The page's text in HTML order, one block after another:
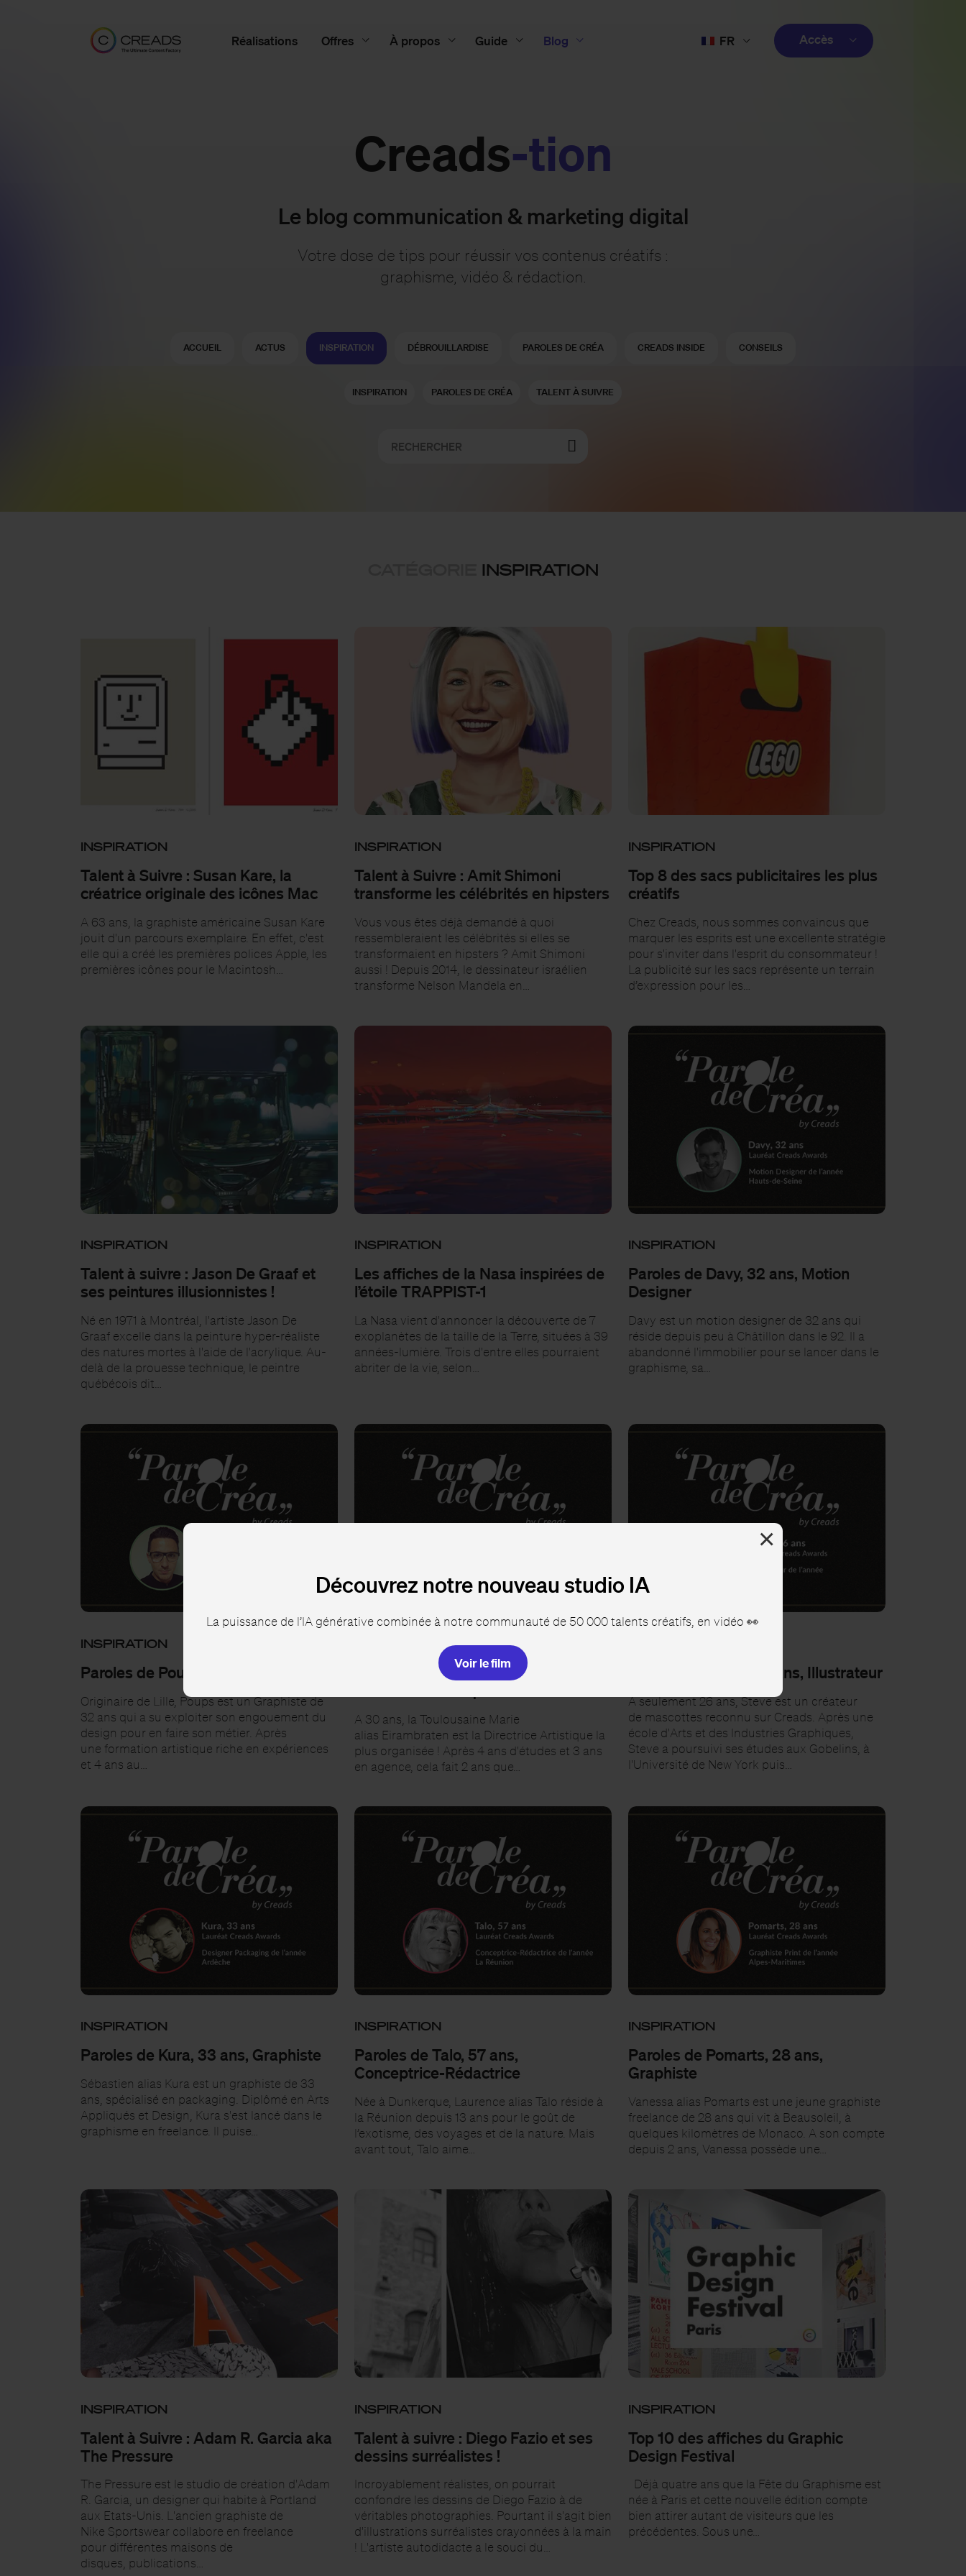
Découvrez notre nouveau studio IA
La puissance de l’IA générative combinée à notre communauté de 50 000 talents créatifs, en vidéo 👀
Voir le film
×
Réalisations Offres À propos Guide Blog FR Accès
Creads-tion
Le blog communication & marketing digital
Votre dose de tips pour réussir vos contenus créatifs :
graphisme, vidéo & rédaction.
ACCUEIL ACTUS INSPIRATION DÉBROUILLARDISE PAROLES DE CRÉA CREADS INSIDE CONSEILS
INSPIRATION PAROLES DE CRÉA TALENT À SUIVRE
INSPIRATION
INSPIRATION
Talent à Suivre : Susan Kare, la
créatrice originale des icônes Mac
A 63 ans, la graphiste américaine Susan Kare
jouit d'un parcours exemplaire. En effet, c'est
elle qui a créé les premières polices Apple, les
premières icônes pour le Macintosh…
INSPIRATION
Talent à Suivre : Amit Shimoni
transforme les célébrités en hipsters
Vous vous êtes déjà demandé à quoi
ressembleraient les célébrités si elles se
transformaient en hipsters ? Amit Shimoni
aussi ! Depuis 2014, le dessinateur israélien
transforme Nelson Mandela en…
INSPIRATION
Top 8 des sacs publicitaires les plus
créatifs
Chez Creads, nous sommes convaincus que
marquer les esprits est une excellente stratégie
pour s'inviter dans l'esprit du consommateur !
La publicité sur les sacs représente un terrain
d’expression pour les…
INSPIRATION
Talent à suivre : Jason De Graaf et
ses peintures illusionnistes !
Né en 1971 à Montréal, l'artiste Jason De
Graaf excelle dans la peinture hyper-réaliste
des natures mortes à l'aide de l'acrylique. Au-
delà de la prouesse technique, le peintre
québécois dit…
INSPIRATION
Les affiches de la Nasa inspirées de
l’étoile TRAPPIST-1
La Nasa vient d'annoncer la découverte de 7
exoplanètes de la taille de la Terre, situées à 39
années-lumière. Trois d'entre elles pourraient
abriter de la vie, selon…
INSPIRATION
Paroles de Davy, 32 ans, Motion
Designer
Davy est un motion designer de 32 ans qui
réside depuis peu à Châtillon dans le 92. Il a
abandonné l'immobilier pour se lancer dans le
graphisme, sa…
INSPIRATION
Paroles de Poups, 32 ans, Graphiste
Originaire de Lille, Poups est un Graphiste de
32 ans qui a su exploiter son engouement du
design pour en faire son métier. Après
une formation artistique riche en expériences
et 4 ans au…
Paroles de Eirambraten, 30 ans,
A 30 ans, la Toulousaine Marie
alias Eirambraten est la Directrice Artistique la
plus organisée ! Après 4 ans d'études et 3 ans
en agence, cela fait 2 ans que…
Paroles de Steve, 26 ans, Illustrateur
A seulement 26 ans, Steve est un créateur
de mascottes reconnu sur Creads. Après une
école d'Arts et des Industries Graphiques,
Steve a poursuivi ses études aux Gobelins, à
l'Université de New York puis…
INSPIRATION
Paroles de Kura, 33 ans, Graphiste
Sébastien alias Kura est un graphiste de 33
ans, spécialisé en packaging. Diplômé en Arts
Appliqués et Design, Kura s'est lancé dans le
graphisme en freelance. Il puise…
INSPIRATION
Paroles de Talo, 57 ans,
Conceptrice-Rédactrice
Née à Dunkerque, Laurence alias Talo réside à
la Réunion depuis 13 ans pour le goût de
l’exotisme, des voyages et de la nature. Mais
avant tout, Talo aime…
INSPIRATION
Paroles de Pomarts, 28 ans,
Graphiste
Vanessa alias Pomarts est une jeune graphiste
freelance de 28 ans qui vit à Beausoleil, à
quelques kilomètres de Monaco. A son compte
depuis 2 ans, Vanessa possède une…
INSPIRATION
Talent à Suivre : Adam R. Garcia aka
The Pressure
The Pressure est le studio de création d'Adam
R. Garcia, un designer qui habite à Portland
aux Etats-Unis. L'ancien graphiste de
Nike Sportswear collabore en freelance
pour différentes maisons de
disques, publications…
INSPIRATION
Talent à suivre : Diego Fazio et ses
dessins surréalistes !
Incroyablement réalistes, on pourrait
confondre les dessins de Diego Fazio à de
véritables photographies. Pourtant il s'agit bien
d'illustrations surréalistes crayonnées à la main
! L'artiste autodidacte a le souci du…
INSPIRATION
Top 10 des affiches du Graphic
Design Festival
Déjà quatre ans que la Fête du Graphisme est
née à Paris et cette nouvelle édition compte
bien attirer autant de visiteurs que les
précédentes. Sous une…